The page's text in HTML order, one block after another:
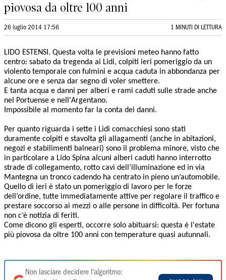
piovosa da oltre 100 anni
26 luglio 2014 17:56 1 MINUTI DI LETTURA
LIDO ESTENSI. Questa volta le previsioni meteo hanno fatto
centro: sabato da tregenda ai Lidi, colpiti ieri pomeriggio da un
violento temporale con fulmini e acqua caduta in abbondanza per
alcune ore e senza dar segno di voler smettere.
E tanta acqua e danni per alberi e rami caduti sulle strade anche
nel Portuense e nell'Argentano.
Impossibile al momento far la conta dei danni.
Per quanto riguarda i sette i Lidi comacchiesi sono stati
duramente colpiti e stavolta gli allagamenti (anche in abitazioni,
negozi e stabilimenti balneari) sono il problema minore, visto che
in particolare a Lido Spina alcuni alberi caduti hanno interrotto
strade di collegamento, rotto cavi dell’illuminazione ed in via
Mantegna un tronco cadendo ha centrato in pieno un’automobile.
Quello di ieri è stato un pomeriggio di lavoro per le forze
dell’ordine, tutte immediatamente attive per regolare il traffico e
prestare soccorso ai mezzi o alle persone in difficoltà. Per fortuna
non c’è notizia di feriti.
Come dicono gli esperti, occorre solo abituarsi: questa è l'estate
più piovosa da oltre 100 anni con temperature quasi autunnali.
Non lasciare decidere l'algoritmo: